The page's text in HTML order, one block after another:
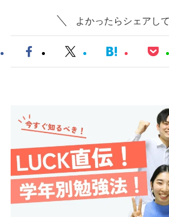
よかったらシェアして